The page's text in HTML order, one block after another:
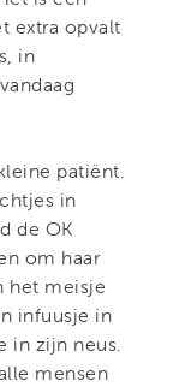
extra opvalt
in
patiënt.
in
de OK
om haar
het meisje
infuusje in
in zijn neus.
mensen